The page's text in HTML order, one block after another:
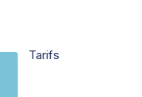
Tarifs